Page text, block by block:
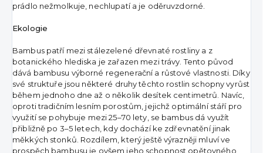
prádlo nežmolkuje, nechlupatí a je oděruvzdorné.
Ekologie
Bambus patří mezi stálezelené dřevnaté rostliny a z
botanického hlediska je zařazen mezi trávy. Tento původ
dává bambusu výborné regenerační a růstové vlastnosti. Díky
své struktuře jsou některé druhy těchto rostlin schopny vyrůst
během jednoho dne až o několik desítek centimetrů. Navíc,
oproti tradičním lesním porostům, jejichž optimální stáří pro
využití se pohybuje mezi 25–70 lety, se bambus dá využít
přibližně po 3–5 letech, kdy dochází ke zdřevnatění jinak
měkkých stonků. Rozdílem, který ještě výrazněji mluví ve
prospěch bambusu je ovšem jeho schopnost opětovného